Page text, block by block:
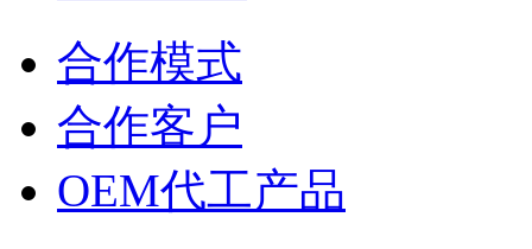
合作模式
合作客户
OEM代工产品